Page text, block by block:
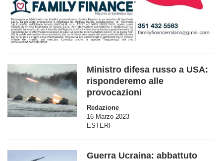
Ministro difesa russo a USA:
risponderemo alle
provocazioni
Redazione
16 Marzo 2023
ESTERI
Guerra Ucraina: abbattuto